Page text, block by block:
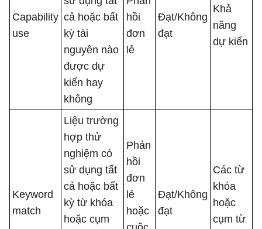
Capability
use
cả hoặc bất
kỳ tài
nguyên nào
được dự
kiến ​​hay
không
hồi
đơn
lẻ
Đạt/Không
đạt
Khả
năng
dự kiến
Keyword
match
Liệu trường
hợp thử
nghiệm có
sử dụng tất
cả hoặc bất
kỳ từ khóa
hoặc cụm
Phản
hồi
đơn
lẻ
hoặc
Đạt/Không
đạt
Các từ
khóa
hoặc
cụm từ